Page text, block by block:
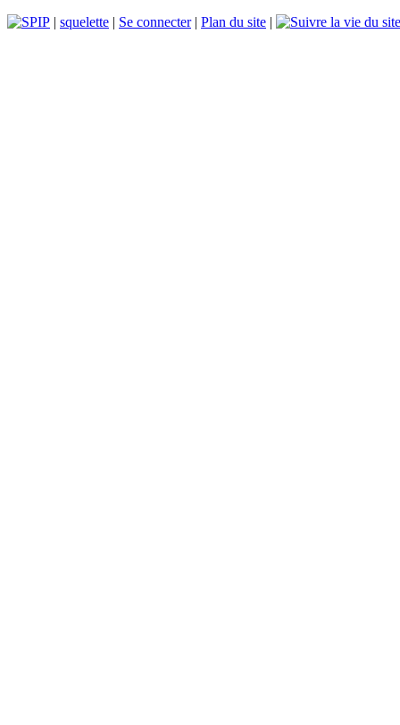
| squelette | Se connecter| Plan du site |